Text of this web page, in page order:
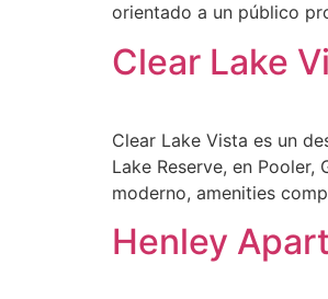
orientado a un público
Clear Lake
Clear Lake Vista es un
Lake Reserve, en
moderno, amenities
Henley